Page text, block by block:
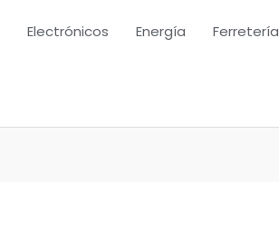
Electrónicos Energía Ferretería